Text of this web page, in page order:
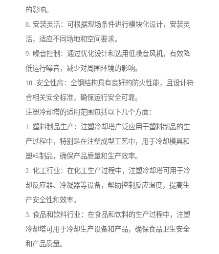
的影响。
8. 安装灵活：可根据现场条件进行模块化设计，安装灵
活，适应不同场地和空间要求。
9. 噪音控制：通过优化设计和选用低噪音风机，有效降
低运行噪音，减少对周围环境的影响。
10. 安全性高：全钢结构具有良好的防火性能，且设计符
合相关安全标准，确保运行安全可靠。
注塑冷却塔的适用范围包括以下几个方面：
1. 塑料制品生产：注塑冷却塔广泛应用于塑料制品的生
产过程中，特别是在注塑成型工艺中，用于冷却模具和
塑料制品，确保产品质量和生产效率。
2. 化工行业：在化工生产过程中，注塑冷却塔可用于冷
却反应器、冷凝器等设备，帮助控制反应温度，提高生
产安全性和效率。
3. 食品和饮料行业：在食品和饮料的生产过程中，注塑
冷却塔可用于冷却生产设备和产品，确保食品卫生安全
和产品质量。